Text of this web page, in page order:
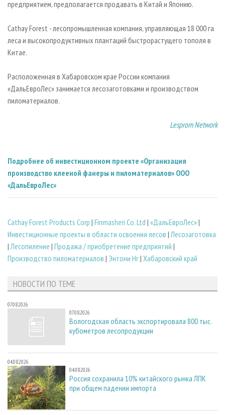
предприятием, предполагается продавать в Китай и Японию.
Cathay Forest - лесопромышленная компания, управляющая 18 000 га
леса и высокопродуктивных плантаций быстрорастущего тополя в
Китае.
Расположенная в Хабаровском крае России компания
«ДальЕвроЛес» занимается лесозаготовками и производством
пиломатериалов.
Lesprom Network
Подробнее об инвестиционном проекте «Организация
производство клееной фанеры и пиломатериалов» ООО
«ДальЕвроЛес»
Cathay Forest Products Corp | Finmasheri Co. Ltd | «ДальЕвроЛес»|
Инвестиционные проекты в области освоения лесов |Лесозаготовка
|Лесопиление | Продажа / приобретение предприятий |
Производство пиломатериалов | Энтони Нг| Хабаровский край
НОВОСТИ ПО ТЕМЕ
07.08.2026
07.08.2026
Вологодская область экспортировала 800 тыс.
кубометров лесопродукции
04.08.2026
04.08.2026
Россия сохранила 10% китайского рынка ЛПК
при общем падении импорта